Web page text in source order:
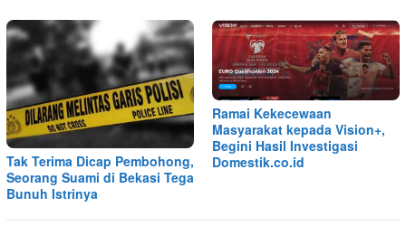
Tak Terima Dicap Pembohong,
Seorang Suami di Bekasi Tega
Bunuh Istrinya
Ramai Kekecewaan
Masyarakat kepada Vision+,
Begini Hasil Investigasi
Domestik.co.id